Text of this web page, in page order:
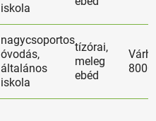
iskola
nagycsoportos
óvodás,
általános
iskola
tízórai,
meleg
ebéd